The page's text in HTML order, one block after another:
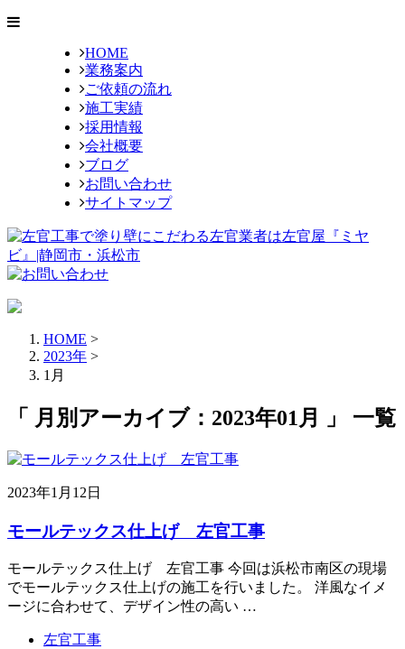
HOME
業務案内
ご依頼の流れ
施工実績
採用情報
会社概要
ブログ
お問い合わせ
サイトマップ
HOME >
2023年 >
1月
「 月別アーカイブ：2023年01月 」 一覧
2023年1月12日
モールテックス仕上げ 左官工事
モールテックス仕上げ 左官工事 今回は浜松市南区の現場
でモールテックス仕上げの施工を行いました。 洋風なイメ
ージに合わせて、デザイン性の高い …
左官工事